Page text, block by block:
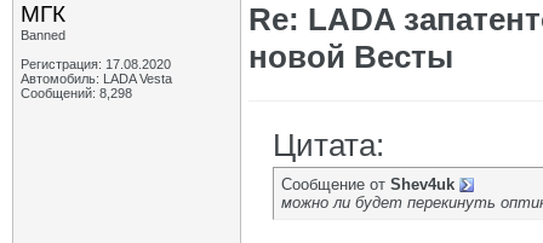
МГК
Banned
Регистрация: 17.08.2020
Автомобиль: LADA Vesta
Сообщений: 8,298
Re: LADA
новой Весты
Цитата:
Сообщение от Shev4uk
можно ли будет перекинуть